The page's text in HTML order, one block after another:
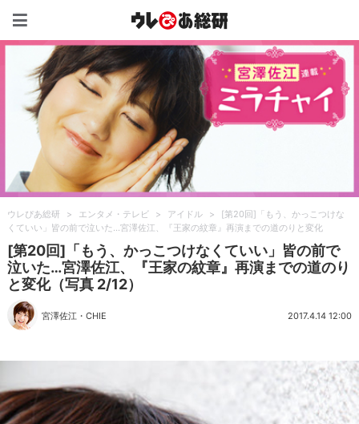
ウレぴあ総研 > エンタメ・テレビ > アイドル >
[第20回]「もう、かっこつけな
くていい」皆の前で泣いた…宮澤佐江、『王家の紋章』再演までの道のりと変化
[第20回]「もう、かっこつけなくていい」皆の前で
泣いた…宮澤佐江、『王家の紋章』再演までの道のり
と変化（写真 2/12）
宮澤佐江 ・CHIE 2017.4.14 12:00